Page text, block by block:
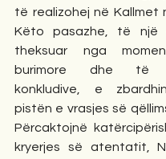
të realizohej në Kallmet
Këto pasazhe, të një
theksuar nga
burimore dhe të
konkludive, e
pistën e vrasjes së
Përcaktojnë
kryerjes së atentatit,